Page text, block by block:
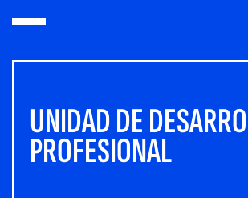
UNIDAD DE
PROFESIONAL